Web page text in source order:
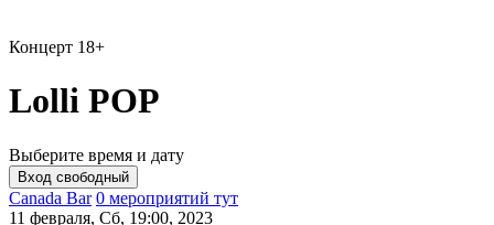
Концерт 18+
Lolli POP
Выберите время и дату
Canada Bar 0 мероприятий тут
11 февраля, Сб, 19:00, 2023